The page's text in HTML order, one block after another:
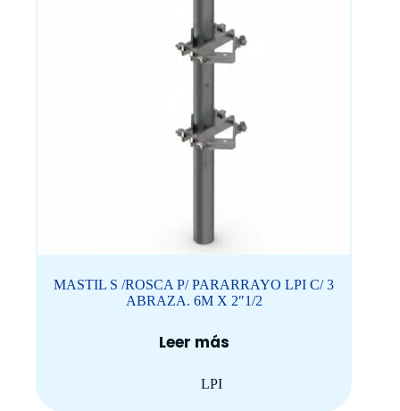
MASTIL S /ROSCA P/ PARARRAYO LPI C/ 3
ABRAZA. 6M X 2″1/2
Leer más
LPI